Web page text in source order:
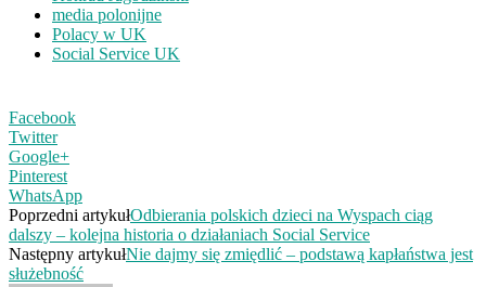
media polonijne
Polacy w UK
Social Service UK
Facebook
Twitter
Google+
Pinterest
WhatsApp
Poprzedni artykułOdbierania polskich dzieci na Wyspach ciąg
dalszy – kolejna historia o działaniach Social Service
Następny artykułNie dajmy się zmiędlić – podstawą kapłaństwa jest
służebność